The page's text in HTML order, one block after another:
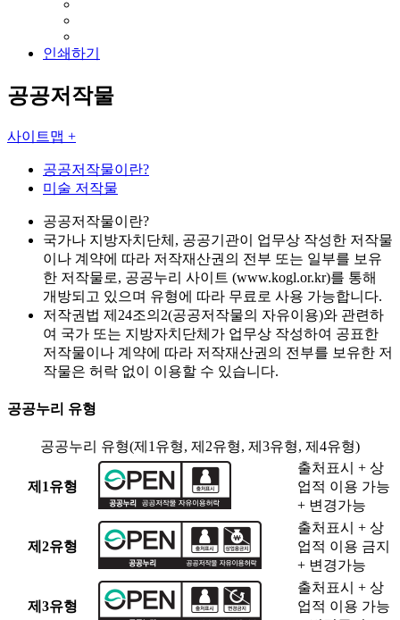
인쇄하기
공공저작물
사이트맵 +
공공저작물이란?
미술 저작물
공공저작물이란?
국가나 지방자치단체, 공공기관이 업무상 작성한 저작물
이나 계약에 따라 저작재산권의 전부 또는 일부를 보유
한 저작물로, 공공누리 사이트 (www.kogl.or.kr)를 통해
개방되고 있으며 유형에 따라 무료로 사용 가능합니다.
저작권법 제24조의2(공공저작물의 자유이용)와 관련하
여 국가 또는 지방자치단체가 업무상 작성하여 공표한
저작물이나 계약에 따라 저작재산권의 전부를 보유한 저
작물은 허락 없이 이용할 수 있습니다.
공공누리 유형
공공누리 유형(제1유형, 제2유형, 제3유형, 제4유형)
제1유형
출처표시 + 상
업적 이용 가능
+ 변경가능
제2유형
출처표시 + 상
업적 이용 금지
+ 변경가능
제3유형
출처표시 + 상
업적 이용 가능